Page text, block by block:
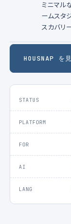
STATUS
PLATFORM
FOR
AI
LANG
ミニマル
ームスタ
スカバリ
HOUSNAP を